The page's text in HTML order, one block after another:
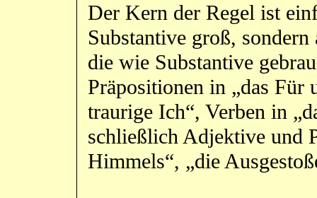
Der Kern der Regel ist
Substantive groß,
die wie Substantive
Präpositionen in „das Für
traurige Ich“, Verben in
schließlich Adjektive und
Himmels“, „die